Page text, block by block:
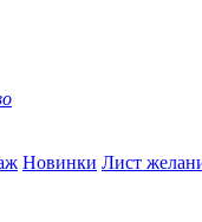
Новинки Лист